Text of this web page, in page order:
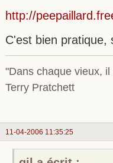
http://
C'est bien pratique,
"Dans chaque vieux,
Terry Pratchett
11-04-2006 11:35:25